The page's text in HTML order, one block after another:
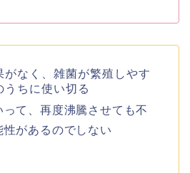
がなく、雑菌が繁殖しやす
うちに使い切る
て、再度沸騰させても不
があるのでしない